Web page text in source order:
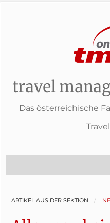
travel
Das österreichische
ARTIKEL AUS DER SEKTION